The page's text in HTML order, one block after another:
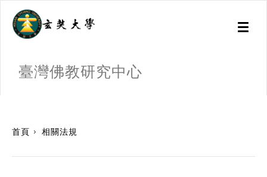
Toggle
臺灣佛教研究中心
首頁 相關法規